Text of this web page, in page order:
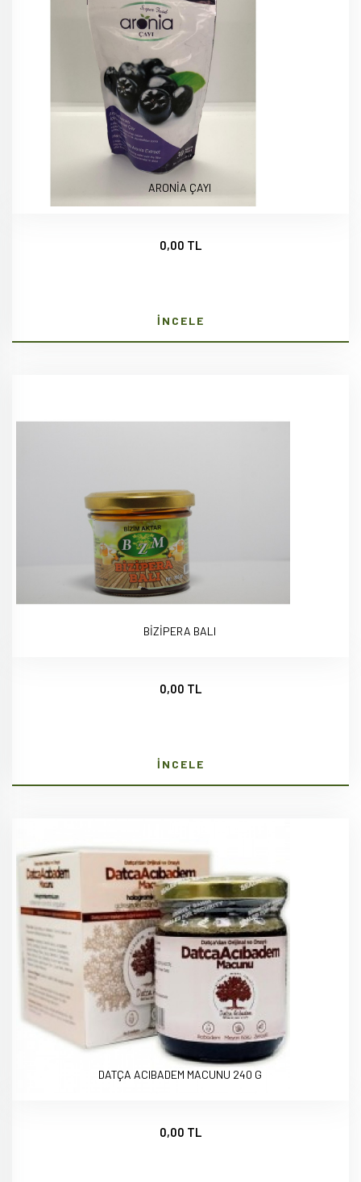
ARONİA ÇAYI
0,00 TL
İNCELE
BİZİPERA BALI
0,00 TL
İNCELE
DATÇA ACIBADEM MACUNU 240 G
0,00 TL